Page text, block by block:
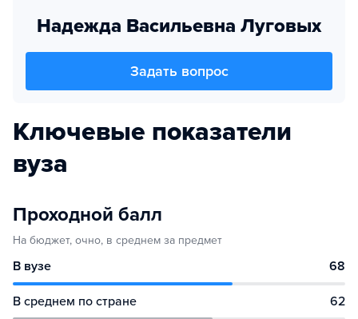
Надежда Васильевна Луговых
Задать вопрос
Ключевые показатели
вуза
Проходной балл
На бюджет, очно, в среднем за предмет
В вузе 68
В среднем по стране 62